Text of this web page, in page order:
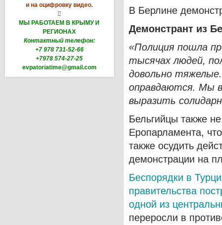
и на оцифровку видео.

МЫ РАБОТАЕМ В КРЫМУ И
РЕГИОНАХ
Контактный телефон:
+7 978 731-52-66
+7978 574-27-25
evpatoriatime@gmail.com
В Берлине
Демонстрант из
«Полиция пошла
тысячах людей,
довольно
оправдаются. Мы
выразить
Бельгийцы также
Еропарламента,
также осудить
демонстрации на
Беспорядки в
правительства
одной из
переросли в